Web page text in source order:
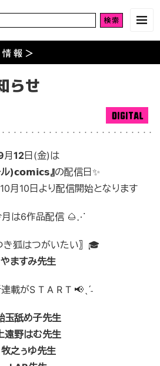
らせ
月12日(金)は
ル)𝗰𝗼𝗺𝗶𝗰𝘀』の配信日✨
月10日より配信開始となります
は6作品配信 🌰 ⋰
き狐はつがいたい〗🎓
やますみ先生
載がS T A R T 📢 ˎˊ˗
玉舐め子先生
遠野はむ先生
牧之ぅゆ先生